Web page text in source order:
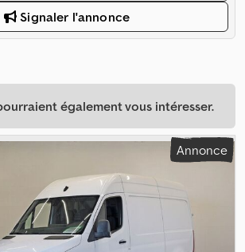
Signaler l'annonce
également vous intéresser.
Annonce